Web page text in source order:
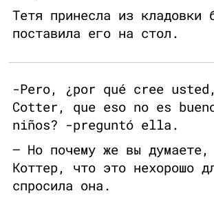
Тетя принесла из кладовки
поставила его на стол.
-Pero, ¿por qué cree
Cotter, que eso no es
niños? -preguntó ella.
— Но почему же вы думаете,
Коттер, что это нехорошо
спросила она.